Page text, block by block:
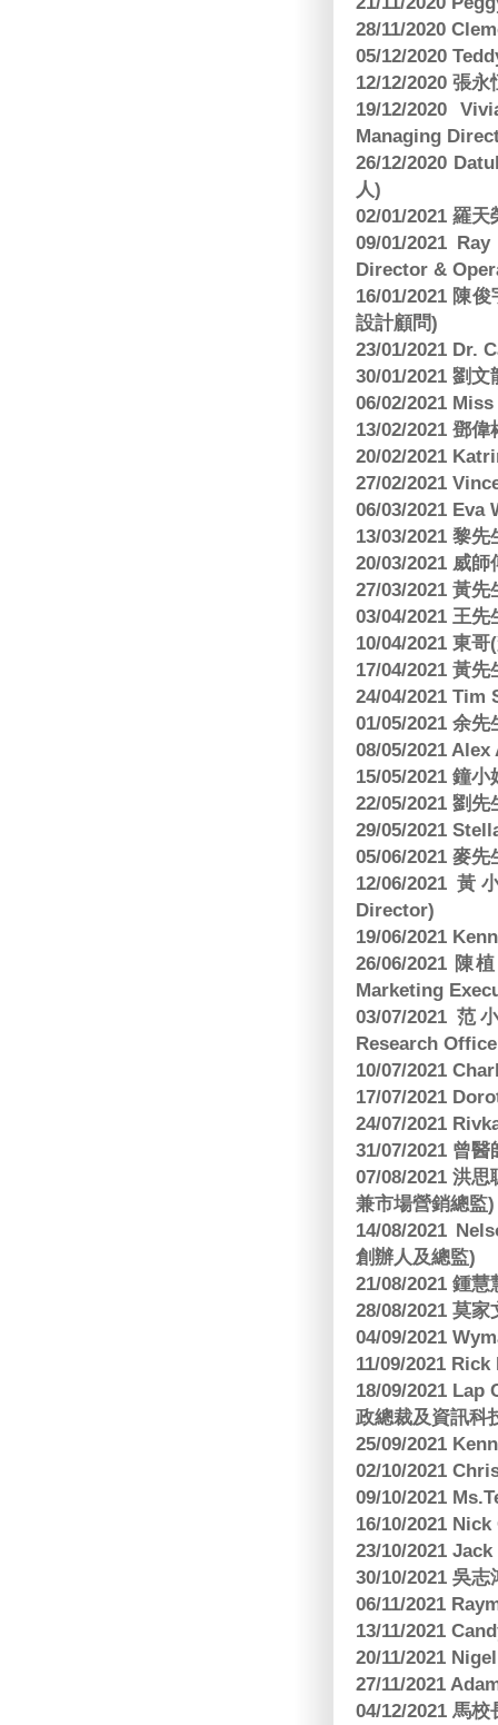
28/11/2020
05/12/2020
12/12/2020 張
19/12/2020
Managing
26/12/2020
人)
02/01/2021 羅
09/01/2021
Director &
16/01/2021 陳
設計顧問)
23/01/2021 Dr.
30/01/2021 劉
06/02/2021
13/02/2021 鄧
20/02/2021
27/02/2021
06/03/2021 Eva
13/03/2021 黎
20/03/2021 威
27/03/2021 黃
03/04/2021 王
10/04/2021 東
17/04/2021 黃
24/04/2021 Tim
01/05/2021 余
08/05/2021
15/05/2021 鐘
22/05/2021 劉
29/05/2021
05/06/2021 麥
12/06/2021
Director)
19/06/2021
26/06/2021 陳
Marketing
03/07/2021 范
Research
10/07/2021
17/07/2021
24/07/2021
31/07/2021 曾
07/08/2021 洪
兼市場營銷總監)
14/08/2021
創辦人及總監)
21/08/2021 鍾
28/08/2021 莫
04/09/2021
11/09/2021
18/09/2021
政總裁及資訊科
25/09/2021
02/10/2021
09/10/2021
16/10/2021
23/10/2021
30/10/2021 吳
06/11/2021
13/11/2021
20/11/2021
27/11/2021
04/12/2021 馬